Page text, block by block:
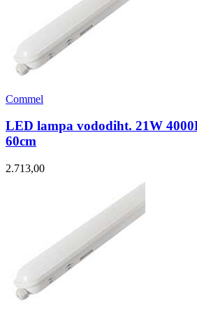
Commel
LED lampa vododiht. 21W
60cm
2.713,00